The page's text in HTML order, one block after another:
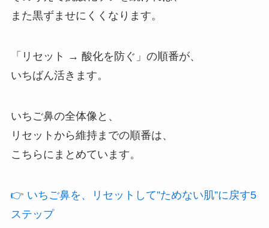
また黒ずませにくくなります。
「リセット → 酸化を防ぐ」の順番が、
いちばん活きます。
いちご鼻の全体像と、
リセットから維持までの順番は、
こちらにまとめています。
👉 いちご鼻を、リセットして”ためない肌”に戻す5
ステップ